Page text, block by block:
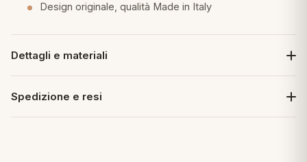
e Pigiami
Design originale, qualità Made in Italy
Dettagli e materiali
Spedizione e resi